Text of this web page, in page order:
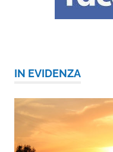
IN EVIDENZA